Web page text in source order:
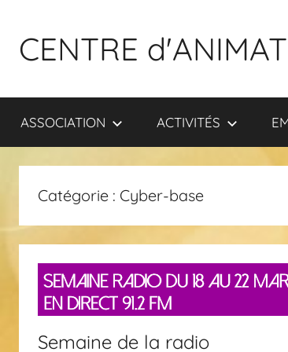
contenu
CENTRE
ASSOCIATION ACTIVITÉS
Catégorie : Cyber-base
Semaine de la radio